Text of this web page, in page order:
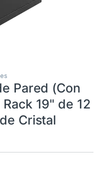
Pared (Con
19" de 12
Cristal